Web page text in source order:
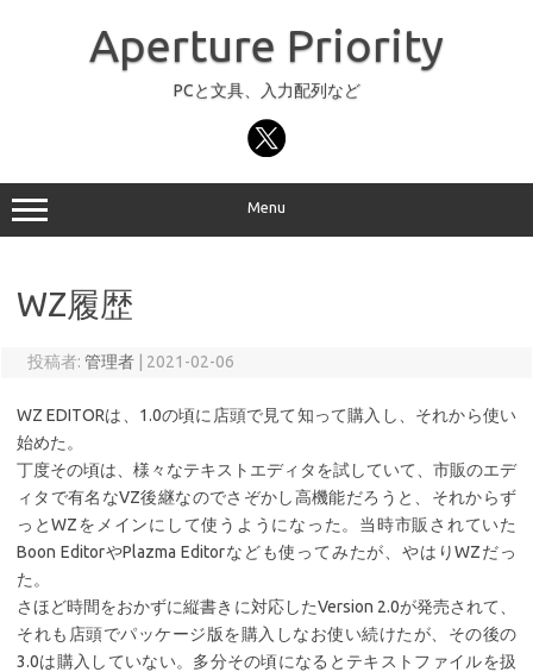
Aperture Priority
PCと文具、入力配列など
Menu
WZ履歴
投稿者: 管理者 2021-02-06
WZ EDITORは、1.0の頃に店頭で見て知って購入し、それから使い
始めた。
丁度その頃は、様々なテキストエディタを試していて、市販のエデ
ィタで有名なVZ後継なのでさぞかし高機能だろうと、それからず
っとWZをメインにして使うようになった。当時市販されていた
Boon EditorやPlazma Editorなども使ってみたが、やはりWZだっ
た。
さほど時間をおかずに縦書きに対応したVersion 2.0が発売されて、
それも店頭でパッケージ版を購入しなお使い続けたが、その後の
3.0は購入していない。多分その頃になるとテキストファイルを扱